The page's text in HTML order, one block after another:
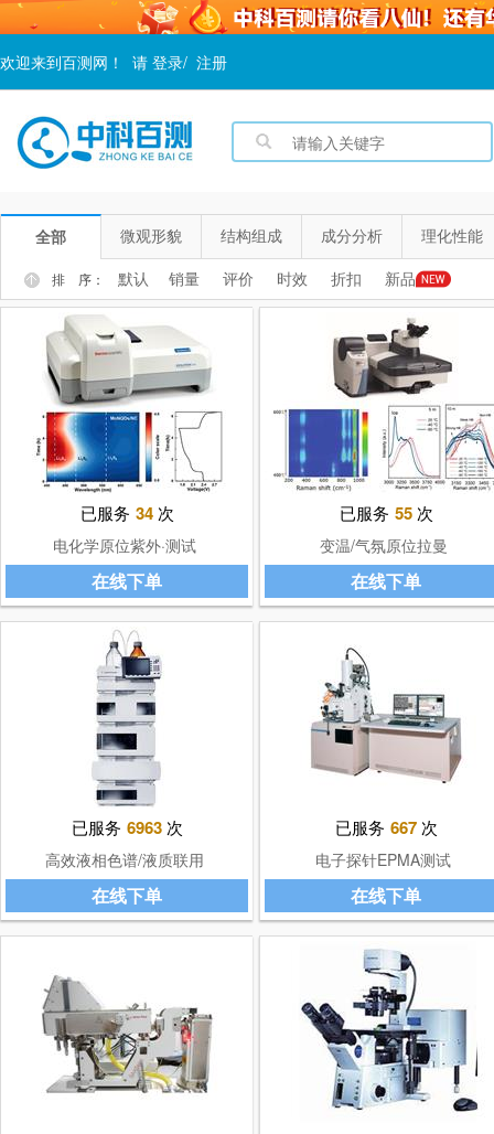
欢迎来到百测网！ 请 登录/ 注册
全部 微观形貌 结构组成 成分分析 理化性能
排 序： 默认 销量 评价 时效 折扣 新品
已服务 34次
电化学原位紫外·测试
在线下单
已服务 55次
变温/气氛原位拉曼
在线下单
已服务 6963次
高效液相色谱/液质联用
（HPLC/LCMS）
在线下单
已服务 667次
电子探针EPMA测试
在线下单